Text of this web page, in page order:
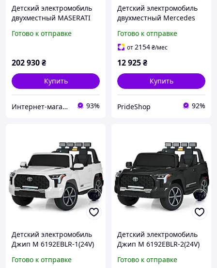
Детский электромобиль
двухместный MASERATI
14AH 4 мотора EVA колеса
Готово к отправке
202 930₴
Купить
Интернет-магазин "TorgZp" 93%
Детский электромобиль
двухместный Mercedes
пульт
Готово к отправке
от2154₴/мес
12 925₴
Купить
PrideShop 92%
Детский электромобиль
Джип M 6192EBLR-1(24V)
Готово к отправке
Детский электромобиль
Джип M 6192EBLR-2(24V)
Готово к отправке